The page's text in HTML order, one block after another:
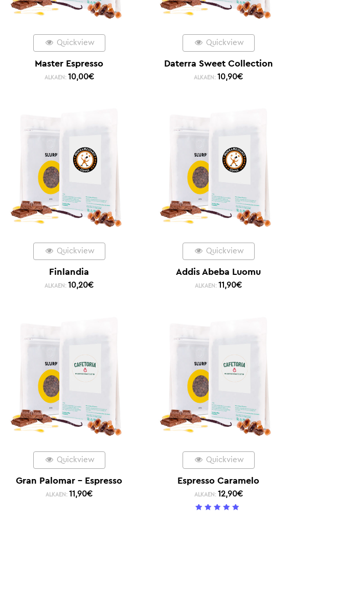
Quickview
Master Espresso
ALKAEN: 10,00€
Quickview
Daterra Sweet Collection
ALKAEN: 10,90€
Quickview
Finlandia
ALKAEN: 10,20€
Quickview
Addis Abeba Luomu
ALKAEN: 11,90€
Quickview
Gran Palomar – Espresso
ALKAEN: 11,90€
Quickview
Espresso Caramelo
ALKAEN: 12,90€